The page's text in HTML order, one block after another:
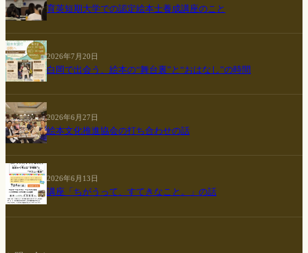
育英短期大学での認定絵本士養成講座のこと
2026年7月20日
白岡で出会う、絵本の“舞台裏”と“おはなし”の時間
2026年6月27日
絵本文化推進協会の打ち合わせの話
2026年6月13日
講座「ちがうって、すてきなこと。」の話